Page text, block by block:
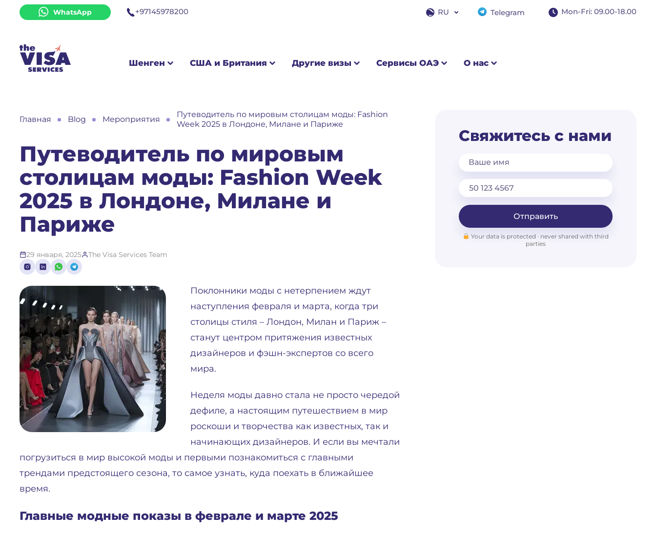
WhatsApp +97145978200 RU Telegram Mon-Fri: 09.00-18.00
Шенген США и Британия О нас +97145978200
Mon–Fri: 9:00–18:00
WhatsApp
Шенген США и Британия Другие визы Сервисы ОАЭ О нас
Главная Blog Мероприятия
Путеводитель по мировым столицам моды: Fashion
Week 2025 в Лондоне, Милане и Париже
Путеводитель по мировым
столицам моды: Fashion Week
2025 в Лондоне, Милане и
Париже
29 января, 2025 The Visa Services Team
Поклонники моды с нетерпением ждут
наступления февраля и марта, когда три
столицы стиля – Лондон, Милан и Париж –
станут центром притяжения известных
дизайнеров и фэшн-экспертов со всего
мира.
Неделя моды давно стала не просто чередой
дефиле, а настоящим путешествием в мир
роскоши и творчества как известных, так и
начинающих дизайнеров. И если вы мечтали
погрузиться в мир высокой моды и первыми познакомиться с главными
трендами предстоящего сезона, то самое узнать, куда поехать в ближайшее
время.
Главные модные показы в феврале и марте 2025
Свяжитесь с нами
Ваше имя
Отправить
Your data is protected · never shared with third
parties